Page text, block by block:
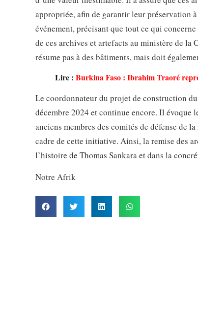
appropriée, afin de garantir leur préservation
événement, précisant que tout ce qui
de ces archives et artefacts au ministère de
résume pas à des bâtiments, mais doit
Lire : Burkina Faso : Ibrahim Traoré
Le coordonnateur du projet de construction
décembre 2024 et continue encore. Il évoque
anciens membres des comités de défense de
cadre de cette initiative. Ainsi, la remise des
l’histoire de Thomas Sankara et dans la
Notre Afrik